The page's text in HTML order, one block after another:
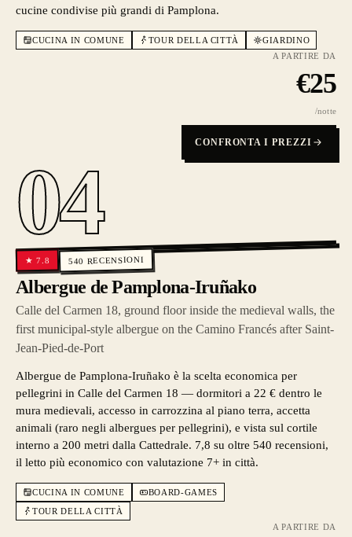
cucine condivise più grandi di Pamplona.
CUCINA IN COMUNE TOUR DELLA CITTÀ
GIARDINO
A PARTIRE DA
€25
/notte
CONFRONTA I PREZZI
04
★7.8 540 RECENSIONI
Albergue de Pamplona-Iruñako
Calle del Carmen 18, ground floor inside the medieval walls, the
first municipal-style albergue on the Camino Francés after Saint-
Jean-Pied-de-Port
Albergue de Pamplona-Iruñako è la scelta economica per
pellegrini in Calle del Carmen 18 — dormitori a 22 € dentro le
mura medievali, accesso in carrozzina al piano terra, accetta
animali (raro negli albergues per pellegrini), e vista sul cortile
interno a 200 metri dalla Cattedrale. 7,8 su oltre 540 recensioni,
il letto più economico con valutazione 7+ in città.
CUCINA IN COMUNE
BOARD-GAMES
TOUR DELLA CITTÀ
A PARTIRE DA